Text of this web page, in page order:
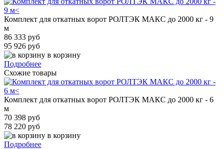
Комплект для откатных ворот РОЛТЭК МАКС до 2000 кг - 9
м
86 333 руб
95 926 руб
в корзину
Подробнее
Схожие товары
Комплект для откатных ворот РОЛТЭК МАКС до 2000 кг - 6
м
70 398 руб
78 220 руб
в корзину
Подробнее